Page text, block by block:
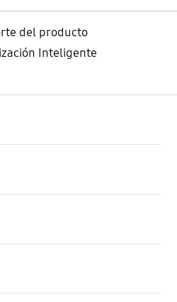
del producto
Inteligente